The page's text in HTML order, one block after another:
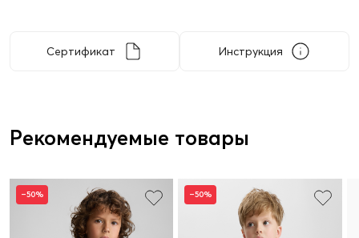
Сертификат Инструкция
Рекомендуемые товары
–50% –50%